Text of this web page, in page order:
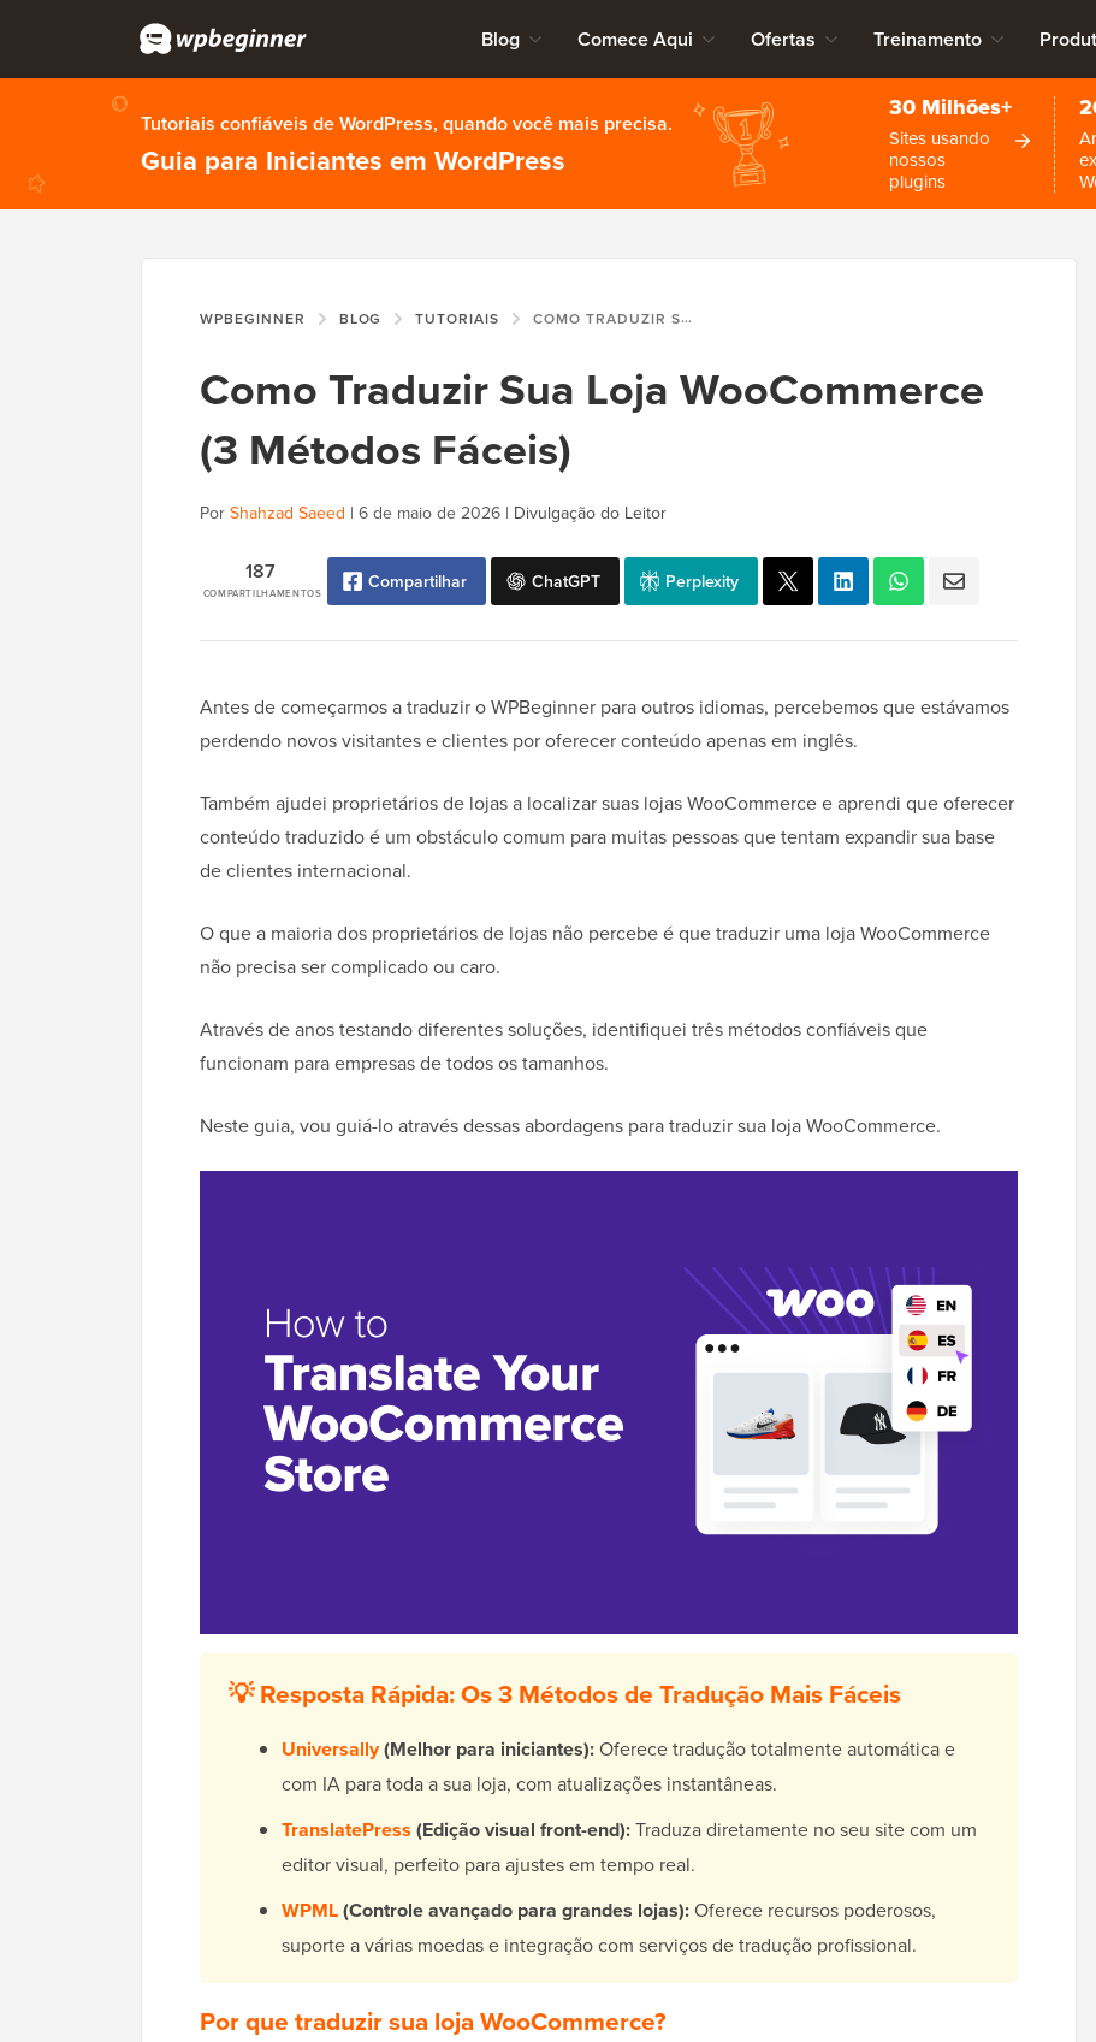
Blog Comece Aqui Ofertas Treinamento
Tutoriais confiáveis de WordPress, quando você mais precisa.
Guia para Iniciantes em WordPress
30 Milhões+
Sites usando
nossos
plugins
WPBEGINNER BLOG TUTORIAIS COMO TRADUZIR SUA LOJA WOOCOMMERCE (3 MÉTODOS FÁCEIS)
Como Traduzir Sua Loja WooCommerce
(3 Métodos Fáceis)
Por Shahzad Saeed | 6 de maio de 2026 | Divulgação do Leitor
COMPARTILHAMENTOS
187 Compartilhar ChatGPT Perplexity
Antes de começarmos a traduzir o WPBeginner para outros idiomas, percebemos que estávamos
perdendo novos visitantes e clientes por oferecer conteúdo apenas em inglês.
Também ajudei proprietários de lojas a localizar suas lojas WooCommerce e aprendi que oferecer
conteúdo traduzido é um obstáculo comum para muitas pessoas que tentam expandir sua base
de clientes internacional.
O que a maioria dos proprietários de lojas não percebe é que traduzir uma loja WooCommerce
não precisa ser complicado ou caro.
Através de anos testando diferentes soluções, identifiquei três métodos confiáveis que
funcionam para empresas de todos os tamanhos.
Neste guia, vou guiá-lo através dessas abordagens para traduzir sua loja WooCommerce.
💡 Resposta Rápida: Os 3 Métodos de Tradução Mais Fáceis
Universally(Melhor para iniciantes):Oferece tradução totalmente automática e
com IA para toda a sua loja, com atualizações instantâneas.
TranslatePress (Edição visual front-end):Traduza diretamente no seu site com um
editor visual, perfeito para ajustes em tempo real.
WPML(Controle avançado para grandes lojas):Oferece recursos poderosos,
suporte a várias moedas e integração com serviços de tradução profissional.
Por que traduzir sua loja WooCommerce?